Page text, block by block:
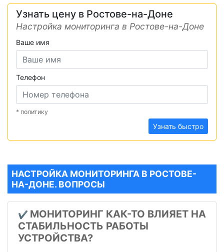
Узнать цену в Ростове-на-Доне
Настройка мониторинга в Ростове-на-Доне
Ваше имя
Телефон
* политику
Узнать быстро
НАСТРОЙКА МОНИТОРИНГА В РОСТОВЕ-
НА-ДОНЕ. ВОПРОСЫ
✔️ МОНИТОРИНГ КАК-ТО ВЛИЯЕТ НА
СТАБИЛЬНОСТЬ РАБОТЫ
УСТРОЙСТВА?